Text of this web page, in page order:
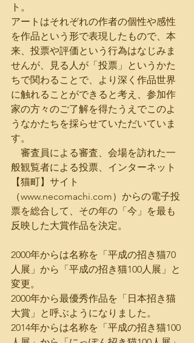
ト。
アートはそれぞれの作者の個性や感性
を作品という形で表現したもので、本
来、投票や評価という行為はなじみま
せんが、見る人が「投票」というかた
ちで関わることで、より深く作品世界
に触れることができると考え、参加作
家の方々のご了解を得たうえでこのよ
うなかたちを採らせていただいていま
す。
審査員による審査、会場を訪れた一
般観覧者による投票、インターネット
【猫町】サイト
（www.necomachi.com）からの電子投
票を総合して、その年の「今」を最も
反映した大賞作品を決定。
2000年からは名称を「平成の招き猫70
人展」から「平成の招き猫100人展」と
変更。
2000年から最優秀作品を「日本招き猫
大賞」と呼ぶようになりました。
2014年からは名称を「平成の招き猫100